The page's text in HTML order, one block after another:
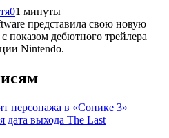
01 минуты
представила свою новую
показом дебютного трейлера
Nintendo.
персонажа в «Сонике 3»
дата выхода The Last